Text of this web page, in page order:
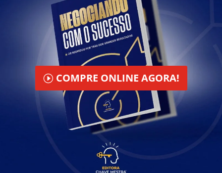
COMPRE ONLINE AGORA!